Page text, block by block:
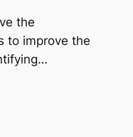
the
to improve the